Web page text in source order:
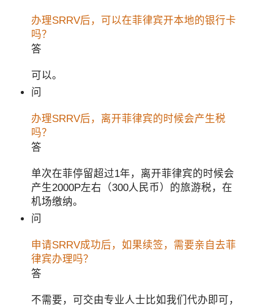
办理SRRV后，可以在菲律宾开本地的银行卡
吗？
答
可以。
问
办理SRRV后，离开菲律宾的时候会产生税
吗？
答
单次在菲停留超过1年，离开菲律宾的时候会
产生2000P左右（300人民币）的旅游税，在
机场缴纳。
问
申请SRRV成功后，如果续签，需要亲自去菲
律宾办理吗？
答
不需要，可交由专业人士比如我们代办即可，